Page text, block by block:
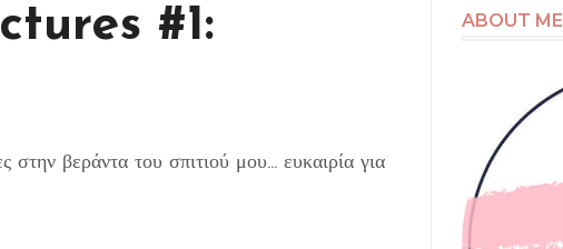
#1:
βεράντα του σπιτιού μου... ευκαιρία για
ABOUT ME